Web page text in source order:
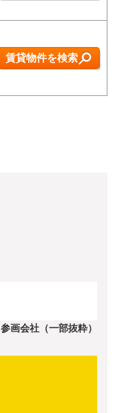
賃貸物件を検索
参画会社（一部抜粋）